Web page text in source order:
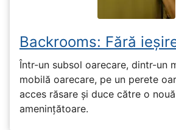
Backrooms: Fără
Într-un subsol oarecare, dintr-un
mobilă oarecare, pe un perete
acces răsare și duce către o
amenințătoare.